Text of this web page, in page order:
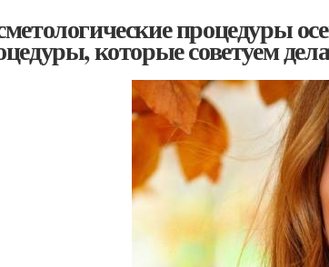
процедуры
которые советуем